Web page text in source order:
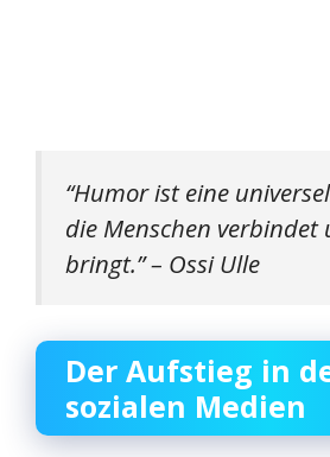
“Humor ist eine
die Menschen verbindet
bringt.” – Ossi Ulle
Der Aufstieg in
sozialen Medien